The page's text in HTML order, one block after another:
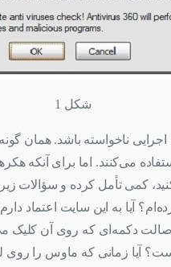
شکل 1
اجرایی ناخواسته باشد. همان‌
می‌کنند. اما برای آنکه
کمی تأمل کرده و سؤالات
آیا به این سایت اعتماد
دکمه‌ای که روی آن کلیک
آیا زمانی که ماوس را روی